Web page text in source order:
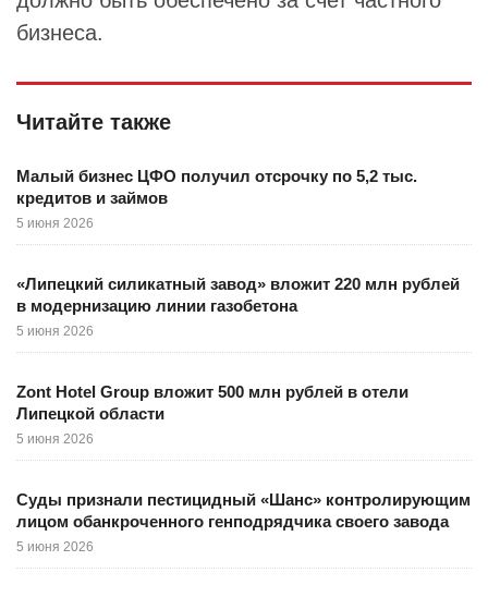
бизнеса.
Читайте также
Малый бизнес ЦФО получил отсрочку по 5,2 тыс.
кредитов и займов
5 июня 2026
«Липецкий силикатный завод» вложит 220 млн рублей
в модернизацию линии газобетона
5 июня 2026
Zont Hotel Group вложит 500 млн рублей в отели
Липецкой области
5 июня 2026
Суды признали пестицидный «Шанс» контролирующим
лицом обанкроченного генподрядчика своего завода
5 июня 2026